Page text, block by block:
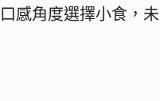
感角度選擇小食，